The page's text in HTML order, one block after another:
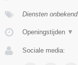
Diensten onbekend
Openingstijden ▼
Sociale media: